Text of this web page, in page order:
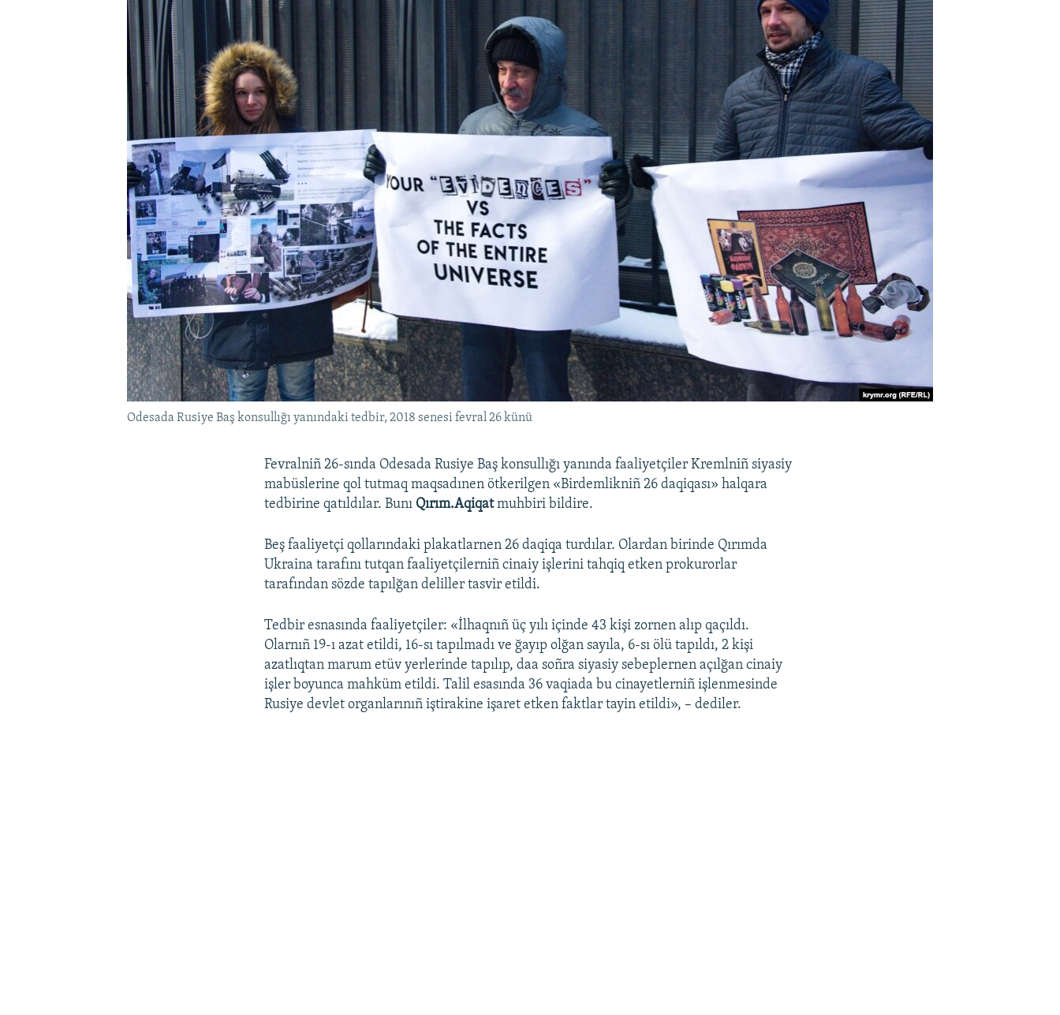
Odesada Rusiye Baş konsullığı yanındaki tedbir, 2018 senesi fevral 26 künü
Fevralniñ 26-sında Odesada Rusiye Baş konsullığı yanında faaliyetçiler Kremlniñ siyasiy
mabüslerine qol tutmaq maqsadınen ötkerilgen «Birdemlikniñ 26 daqiqası» halqara
tedbirine qatıldılar. Bunı Qırım.Aqiqatmuhbiri bildire.
Beş faaliyetçi qollarındaki plakatlarnen 26 daqiqa turdılar. Olardan birinde Qırımda
Ukraina tarafını tutqan faaliyetçilerniñ cinaiy işlerini tahqiq etken prokurorlar
tarafından sözde tapılğan deliller tasvir etildi.
Tedbir esnasında faaliyetçiler: «İlhaqnıñ üç yılı içinde 43 kişi zornen alıp qaçıldı.
Olarnıñ 19-ı azat etildi, 16-sı tapılmadı ve ğayıp olğan sayıla, 6-sı ölü tapıldı, 2 kişi
azatlıqtan marum etüv yerlerinde tapılıp, daa soñra siyasiy sebeplernen açılğan cinaiy
işler boyunca mahküm etildi. Talil esasında 36 vaqiada bu cinayetlerniñ işlenmesinde
Rusiye devlet organlarınıñ iştirakine işaret etken faktlar tayin etildi», – dediler.